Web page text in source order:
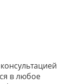
в любое